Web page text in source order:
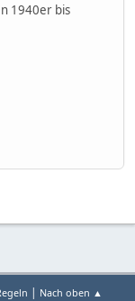
1940er bis
| Nach oben ▲